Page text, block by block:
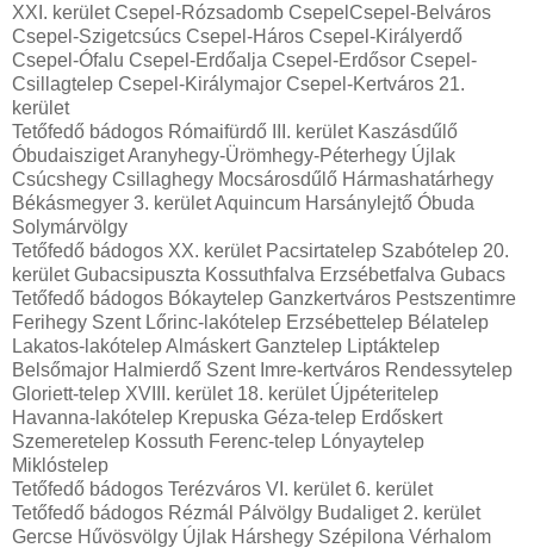
XXI. kerület Csepel-Rózsadomb CsepelCsepel-Belváros
Csepel-Szigetcsúcs Csepel-Háros Csepel-Királyerdő
Csepel-Ófalu Csepel-Erdőalja Csepel-Erdősor Csepel-
Csillagtelep Csepel-Királymajor Csepel-Kertváros 21.
kerület
Tetőfedő bádogos Rómaifürdő III. kerület Kaszásdűlő
Óbudaisziget Aranyhegy-Ürömhegy-Péterhegy Újlak
Csúcshegy Csillaghegy Mocsárosdűlő Hármashatárhegy
Békásmegyer 3. kerület Aquincum Harsánylejtő Óbuda
Solymárvölgy
Tetőfedő bádogos XX. kerület Pacsirtatelep Szabótelep 20.
kerület Gubacsipuszta Kossuthfalva Erzsébetfalva Gubacs
Tetőfedő bádogos Bókaytelep Ganzkertváros Pestszentimre
Ferihegy Szent Lőrinc-lakótelep Erzsébettelep Bélatelep
Lakatos-lakótelep Almáskert Ganztelep Liptáktelep
Belsőmajor Halmierdő Szent Imre-kertváros Rendessytelep
Gloriett-telep XVIII. kerület 18. kerület Újpéteritelep
Havanna-lakótelep Krepuska Géza-telep Erdőskert
Szemeretelep Kossuth Ferenc-telep Lónyaytelep
Miklóstelep
Tetőfedő bádogos Terézváros VI. kerület 6. kerület
Tetőfedő bádogos Rézmál Pálvölgy Budaliget 2. kerület
Gercse Hűvösvölgy Újlak Hárshegy Szépilona Vérhalom